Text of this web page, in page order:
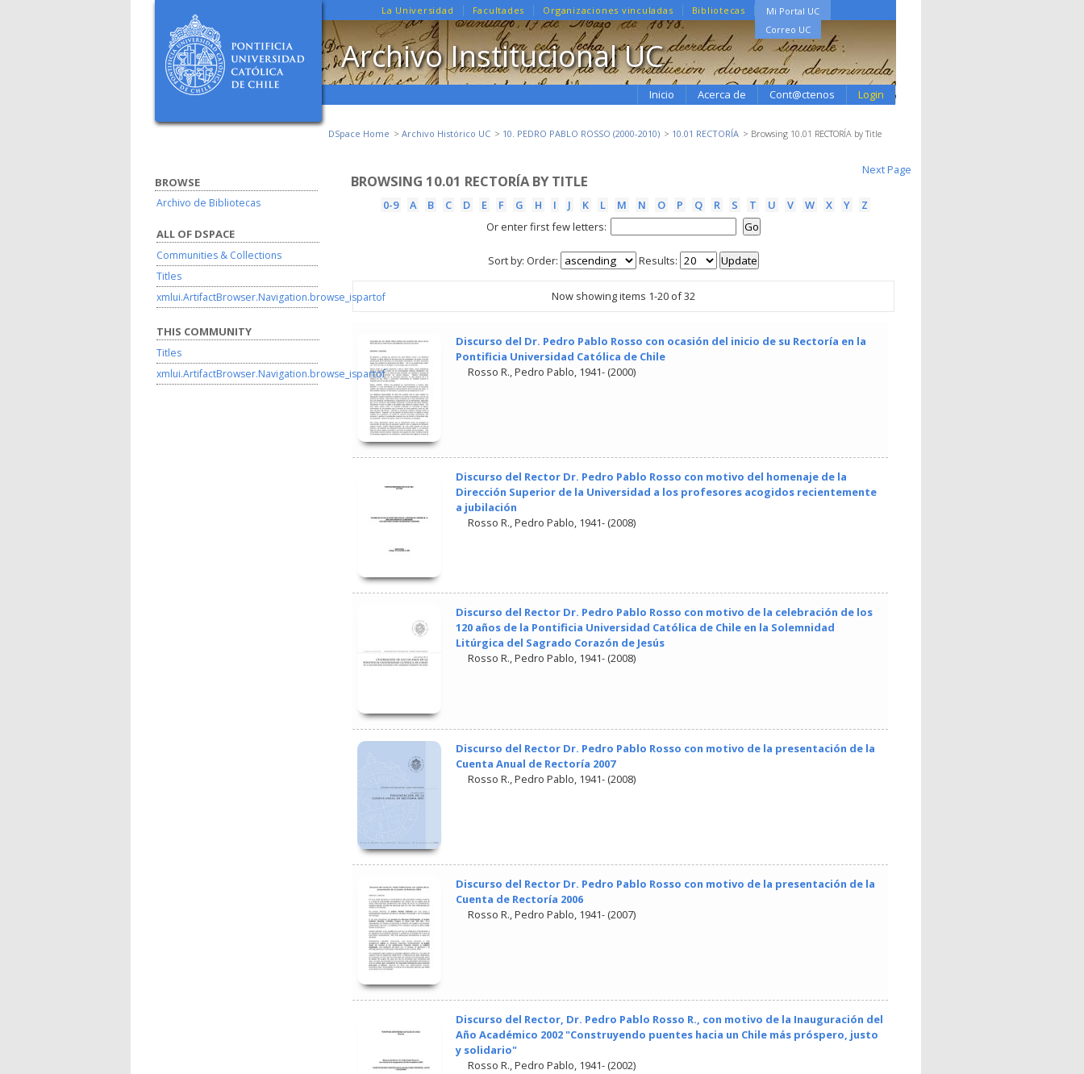
Mi Portal UC
Correo UC
La Universidad Facultades Organizaciones vinculadas Bibliotecas
Archivo Institucional UC
Login
Inicio Acerca de Cont@ctenos
DSpace Home Archivo Histórico UC 10. PEDRO PABLO ROSSO (2000-2010) 10.01 RECTORÍA Browsing 10.01 RECTORÍA by Title
BROWSING 10.01 RECTORÍA BY TITLE
0-9 A B C D E F G H I J K L M N O P Q R S T U V W X Y
Z
Or enter first few letters:
Sort by: Order: Results:
Now showing items 1-20 of 32
Next Page
Discurso del Dr. Pedro Pablo Rosso con ocasión del inicio de su Rectoría en la
Pontificia Universidad Católica de Chile
Rosso R., Pedro Pablo, 1941- (2000)
Discurso del Rector Dr. Pedro Pablo Rosso con motivo del homenaje de la
Dirección Superior de la Universidad a los profesores acogidos recientemente
a jubilación
Rosso R., Pedro Pablo, 1941- (2008)
Discurso del Rector Dr. Pedro Pablo Rosso con motivo de la celebración de los
120 años de la Pontificia Universidad Católica de Chile en la Solemnidad
Litúrgica del Sagrado Corazón de Jesús
Rosso R., Pedro Pablo, 1941- (2008)
Discurso del Rector Dr. Pedro Pablo Rosso con motivo de la presentación de la
Cuenta Anual de Rectoría 2007
Rosso R., Pedro Pablo, 1941- (2008)
Discurso del Rector Dr. Pedro Pablo Rosso con motivo de la presentación de la
Cuenta de Rectoría 2006
Rosso R., Pedro Pablo, 1941- (2007)
Discurso del Rector, Dr. Pedro Pablo Rosso R., con motivo de la Inauguración del
Año Académico 2002 "Construyendo puentes hacia un Chile más próspero, justo
y solidario"
Rosso R., Pedro Pablo, 1941- (2002)
Next Page
BROWSE
Archivo de Bibliotecas
ALL OF DSPACE
Communities & Collections
Titles
xmlui.ArtifactBrowser.Navigation.browse_ispartof
THIS COMMUNITY
Titles
xmlui.ArtifactBrowser.Navigation.browse_ispartof